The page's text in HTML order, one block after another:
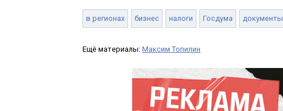
в регионах бизнес налоги Госдума документы
Ещё материалы: Максим Топилин